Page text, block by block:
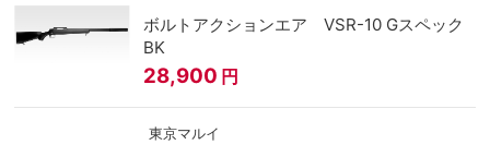
ボルトアクションエア VSR-10 Gスペック
BK
28,900 円
東京マルイ